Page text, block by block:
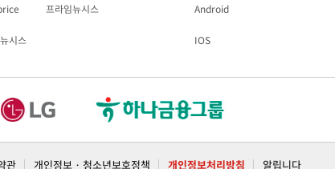
프라임뉴시스
시스
Android
IOS
관 개인정보 · 청소년보호정책 개인정보처리방침 알립니다